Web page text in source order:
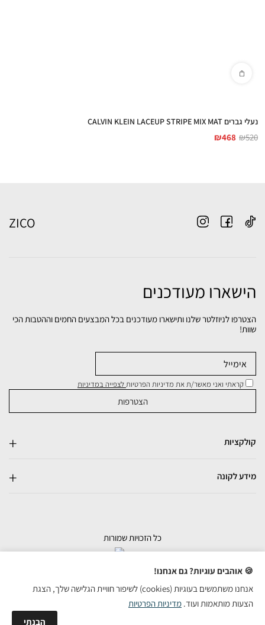
נעלי גברים CALVIN KLEIN LACEUP STRIPE MIX MAT
₪520
₪468
ZICO
הישארו מעודכנים
הצטרפו לניוזלטר שלנו ותישארו מעודכנים בכל המבצעים החמים וההטבות הכי
שוות!
קראתי ואני מאשר/ת את מדיניות הפרטיותלצפייה במדיניות
קולקציות
מידע לקונה
כל הזכויות שמורות
🍪 אוהבים עוגיות? גם אנחנו!
אנחנו משתמשים בעוגיות (cookies) לשיפור חוויית הגלישה שלך, הצגת
הצעות מותאמות ועוד. מדיניות הפרטיות
הבנתי